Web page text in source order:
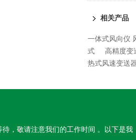
相关产品
一体式风向仪
式
高精度变
热式风速变送
待，敬请注意我们的工作时间 。以下是我